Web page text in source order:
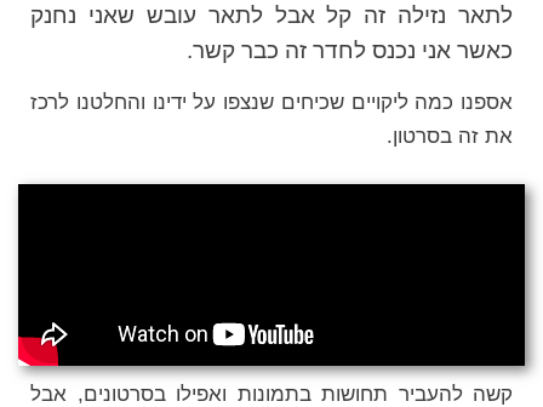
לתאר נזילה זה קל אבל לתאר עובש שאני נחנק
כאשר אני נכנס לחדר זה כבר קשר.
אספנו כמה ליקויים שכיחים שנצפו על ידינו והחלטנו לרכז
את זה בסרטון.
קשה להעביר תחושות בתמונות ואפילו בסרטונים, אבל